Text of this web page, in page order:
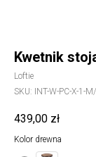
Kwetnik
Loftie
SKU:
INT-W-PC-X-1-
439,00 zł
Kolor drewna